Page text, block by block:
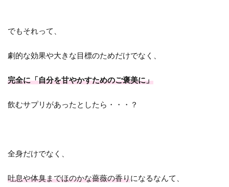
でもそれって、
劇的な効果や大きな目標のためだけでなく、
完全に「自分を甘やかすためのご褒美に」
飲むサプリがあったとしたら・・・？
全身だけでなく、
吐息や体臭までほのかな薔薇の香りになるなんて、